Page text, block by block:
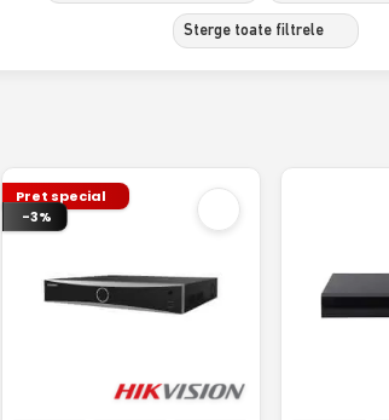
Sterge toate filtrele
Pret special
-3%